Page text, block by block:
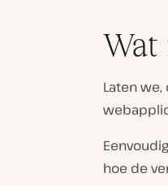
Wat
Laten
hoe de